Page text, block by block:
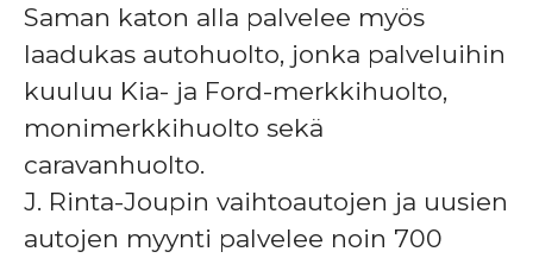
Saman katon alla palvelee myös
laadukas autohuolto, jonka palveluihin
kuuluu Kia- ja Ford-merkkihuolto,
monimerkkihuolto sekä
caravanhuolto.
J. Rinta-Joupin vaihtoautojen ja uusien
autojen myynti palvelee noin 700